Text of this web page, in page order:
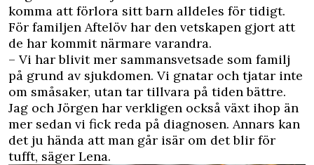
komma att förlora sitt barn alldeles för tidigt.
För familjen Aftelöv har den vetskapen gjort att
de har kommit närmare varandra.
– Vi har blivit mer sammansvetsade som familj
på grund av sjukdomen. Vi gnatar och tjatar inte
om småsaker, utan tar tillvara på tiden bättre.
Jag och Jörgen har verkligen också växt ihop än
mer sedan vi fick reda på diagnosen. Annars kan
det ju hända att man går isär om det blir för
tufft, säger Lena.